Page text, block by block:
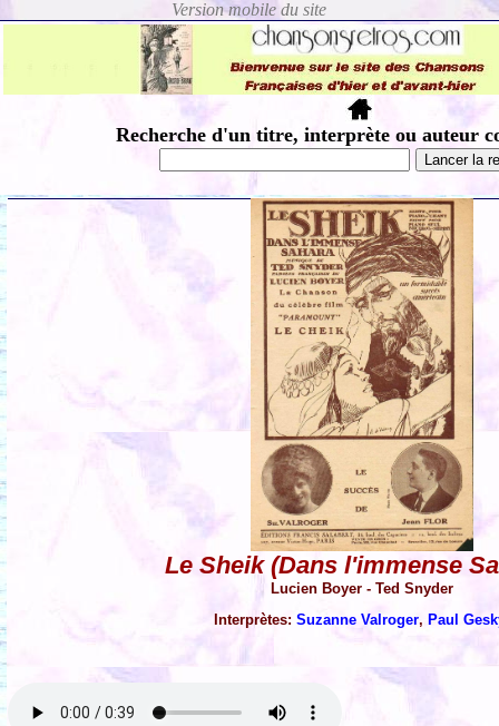
Recherche d'un titre, interprète ou auteur
Le Sheik (Dans l'immense
Lucien Boyer - Ted Snyder
Interprètes: Suzanne Valroger, Paul